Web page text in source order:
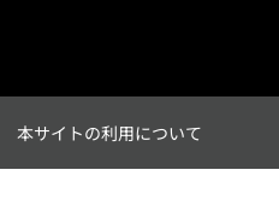
本サイトの利用について